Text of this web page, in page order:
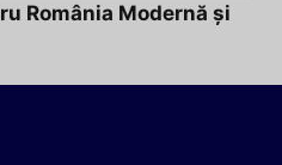
România Modernă și